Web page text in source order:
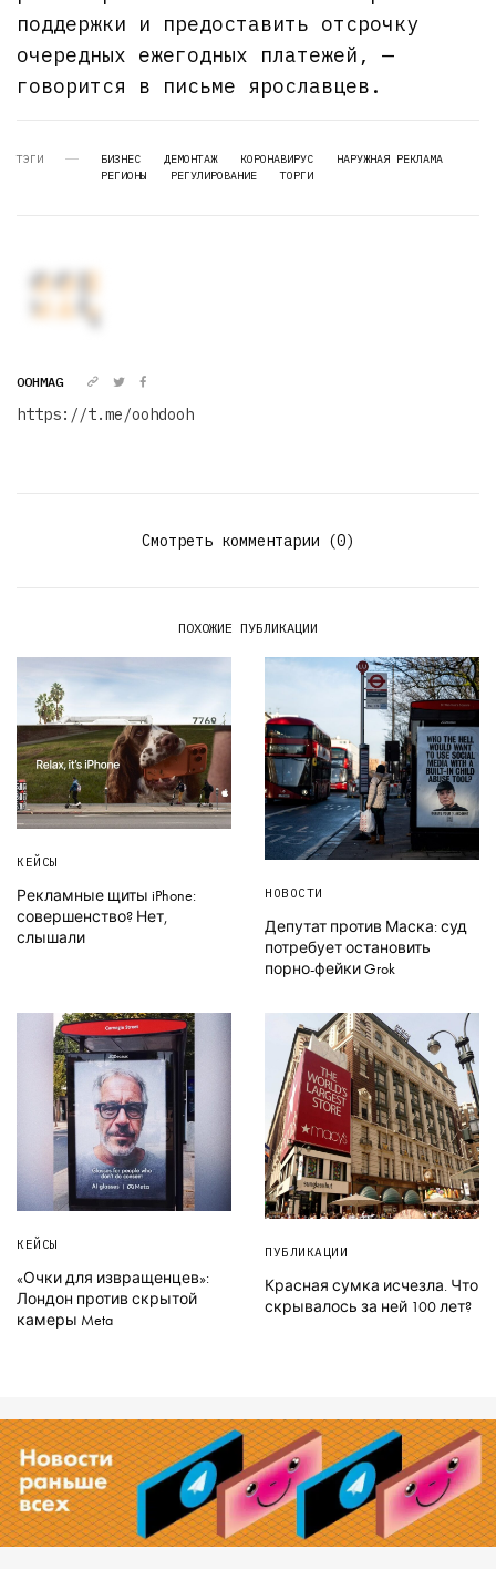
поддержки и предоставить отсрочку
очередных ежегодных платежей, —
говорится в письме ярославцев.
ТЭГИ БИЗНЕС ДЕМОНТАЖ КОРОНАВИРУС
НАРУЖНАЯ РЕКЛАМА
РЕГИОНЫ
РЕГУЛИРОВАНИЕ ТОРГИ
OOHMAG
https://t.me/oohdooh
Смотреть комментарии (0)
ПОХОЖИЕ ПУБЛИКАЦИИ
КЕЙСЫ
Рекламные щиты iPhone:
совершенство? Нет,
слышали
НОВОСТИ
Депутат против Маска: суд
потребует остановить
порно-фейки Grok
КЕЙСЫ
«Очки для извращенцев»:
Лондон против скрытой
камеры Meta
ПУБЛИКАЦИИ
Красная сумка исчезла. Что
скрывалось за ней 100 лет?